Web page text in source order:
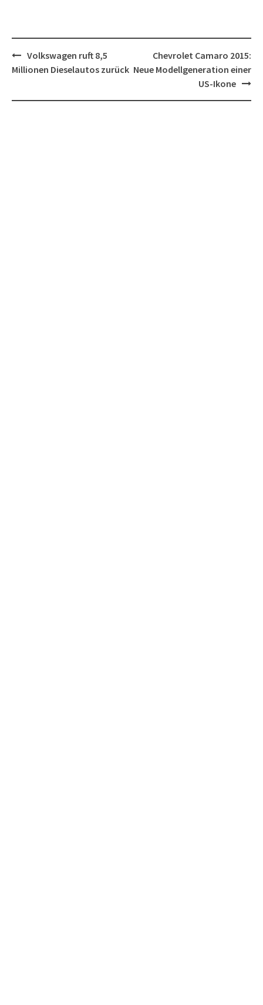
Post
navigation
Volkswagen ruft 8,5
Millionen Dieselautos zurück
Chevrolet Camaro 2015:
Neue Modellgeneration einer
US-Ikone